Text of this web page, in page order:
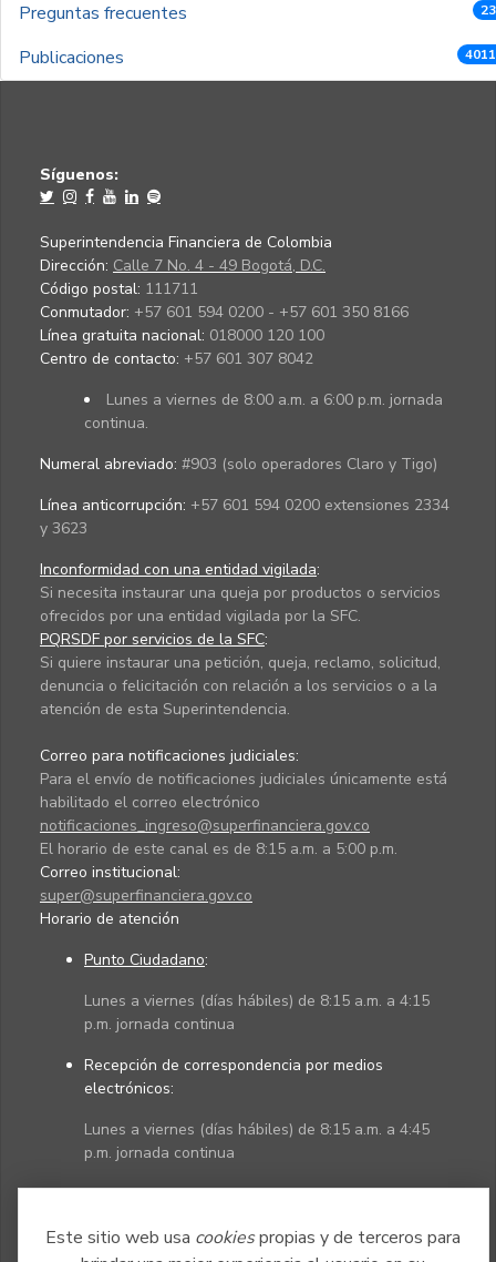
Este sitio web usa cookiespropias y de terceros para
Preguntas frecuentes
Publicaciones
Síguenos:
Superintendencia Financiera de Colombia
Dirección: Calle 7 No. 4 - 49 Bogotá, D.C.
Código postal: 111711
Conmutador: +57 601 594 0200 - +57 601 350 8166
Línea gratuita nacional: 018000 120 100
Centro de contacto: +57 601 307 8042
Lunes a viernes de 8:00 a.m. a 6:00 p.m. jornada
continua.
Numeral abreviado: #903 (solo operadores Claro y Tigo)
Línea anticorrupción: +57 601 594 0200 extensiones 2334
y 3623
Inconformidad con una entidad vigilada:
Si necesita instaurar una queja por productos o servicios
ofrecidos por una entidad vigilada por la SFC.
PQRSDF por servicios de la SFC:
Si quiere instaurar una petición, queja, reclamo, solicitud,
denuncia o felicitación con relación a los servicios o a la
atención de esta Superintendencia.
Correo para notificaciones judiciales:
Para el envío de notificaciones judiciales únicamente está
habilitado el correo electrónico
notificaciones_ingreso@superfinanciera.gov.co
El horario de este canal es de 8:15 a.m. a 5:00 p.m.
Correo institucional:
super@superfinanciera.gov.co
Horario de atención
Punto Ciudadano:
Lunes a viernes (días hábiles) de 8:15 a.m. a 4:15
p.m. jornada continua
Recepción de correspondencia por medios
electrónicos:
Lunes a viernes (días hábiles) de 8:15 a.m. a 4:45
p.m. jornada continua